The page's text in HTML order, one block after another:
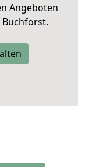
Angeboten